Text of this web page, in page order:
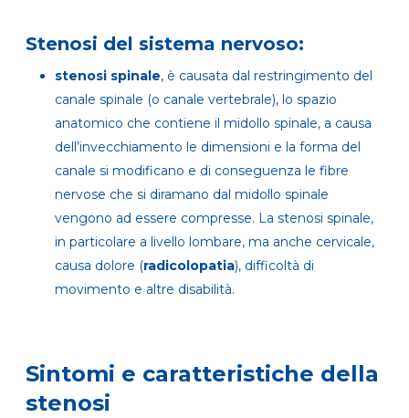
Stenosi del sistema nervoso:
stenosi spinale, è causata dal restringimento del
canale spinale (o canale vertebrale), lo spazio
anatomico che contiene il midollo spinale, a causa
dell’invecchiamento le dimensioni e la forma del
canale si modificano e di conseguenza le fibre
nervose che si diramano dal midollo spinale
vengono ad essere compresse. La stenosi spinale,
in particolare a livello lombare, ma anche cervicale,
causa dolore (radicolopatia), difficoltà di
movimento e altre disabilità.
Sintomi e caratteristiche della
stenosi